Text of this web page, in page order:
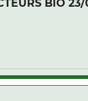
BIO